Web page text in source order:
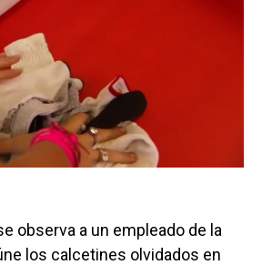
observa a un empleado de la
los calcetines olvidados en